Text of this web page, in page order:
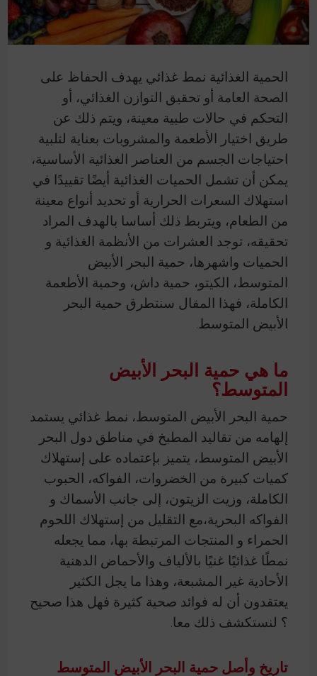
الحمية الغذائية نمط غذائي يهدف الحفاظ على
الصحة العامة أو تحقيق التوازن الغذائي، أو
التحكم في حالات طبية معينة، ويتم ذلك عن
طريق اختيار الأطعمة والمشروبات بعناية لتلبية
احتياجات الجسم من العناصر الغذائية الأساسية،
يمكن أن تشمل الحميات الغذائية أيضًا تقييدًا في
استهلاك السعرات الحرارية أو تحديد أنواع معينة
من الطعام، ويتربط ذلك أساسا بالهدف المراد
تحقيقه، توجد العشرات من الأنظمة الغذائية و
الحميات واشهرها، حمية البحر الأبيض
المتوسط، الكيتو، حمية داش، وحمية الأطعمة
الكاملة، فهذا المقال سنتطرق حمية البحر
الأبيض المتوسط.
ما هي حمية البحر الأبيض
المتوسط؟
حمية البحر الأبيض المتوسط، نمط غذائي يستمد
إلهامه من تقاليد المطبخ في مناطق دول البحر
الأبيض المتوسط، يتميز بإعتماده على إستهلاك
كميات كبيرة من الخضروات، الفواكه، الحبوب
الكاملة، وزيت الزيتون، إلى جانب الأسماك و
الفواكه البحرية،مع التقليل من إستهلاك اللحوم
الحمراء و المنتجات المرتبطة بها، مما يجعله
نمطًا غذائيًا غنيًا بالألياف والأحماض الدهنية
الأحادية غير المشبعة، وهذا ما يجل الكثير
يعتقدون أن له فوائد صحية كثيرة فهل هذا صحيح
؟ لنستكشف ذلك معا.
تاريخ وأصل حمية البحر الأبيض المتوسط